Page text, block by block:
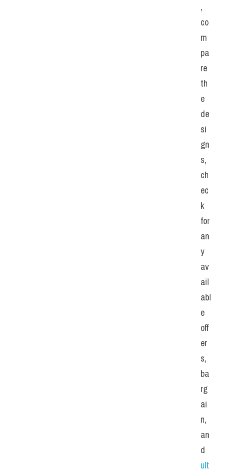
,
co
m
pa
re
th
e
de
si
gn
s,
ch
ec
k
for
an
y
av
ail
abl
e
off
er
s,
ba
rg
ai
n,
an
ult